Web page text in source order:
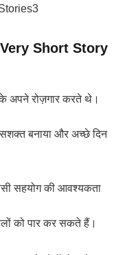
Very Short Story
अपने रोज़गार करते थे।
बनाया और अच्छे दिन
सहयोग की आवश्यकता
को पार कर सकते हैं।